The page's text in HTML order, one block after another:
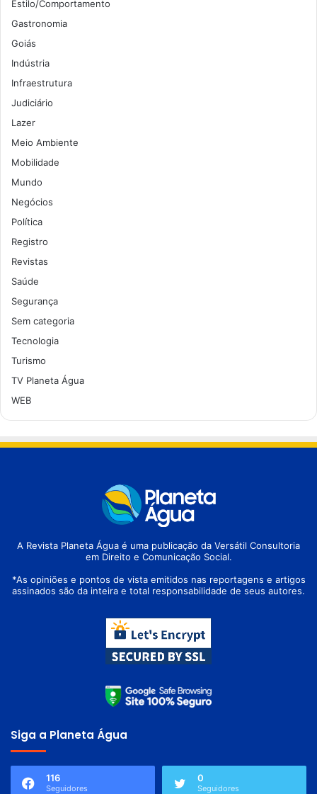
Estilo/Comportamento
Gastronomia
Goiás
Indústria
Infraestrutura
Judiciário
Lazer
Meio Ambiente
Mobilidade
Mundo
Negócios
Política
Registro
Revistas
Saúde
Segurança
Sem categoria
Tecnologia
Turismo
TV Planeta Água
WEB
A Revista Planeta Água é uma publicação da Versátil Consultoria
em Direito e Comunicação Social.
*As opiniões e pontos de vista emitidos nas reportagens e artigos
assinados são da inteira e total responsabilidade de seus autores.
Siga a Planeta Água
116
Seguidores
0
Seguidores